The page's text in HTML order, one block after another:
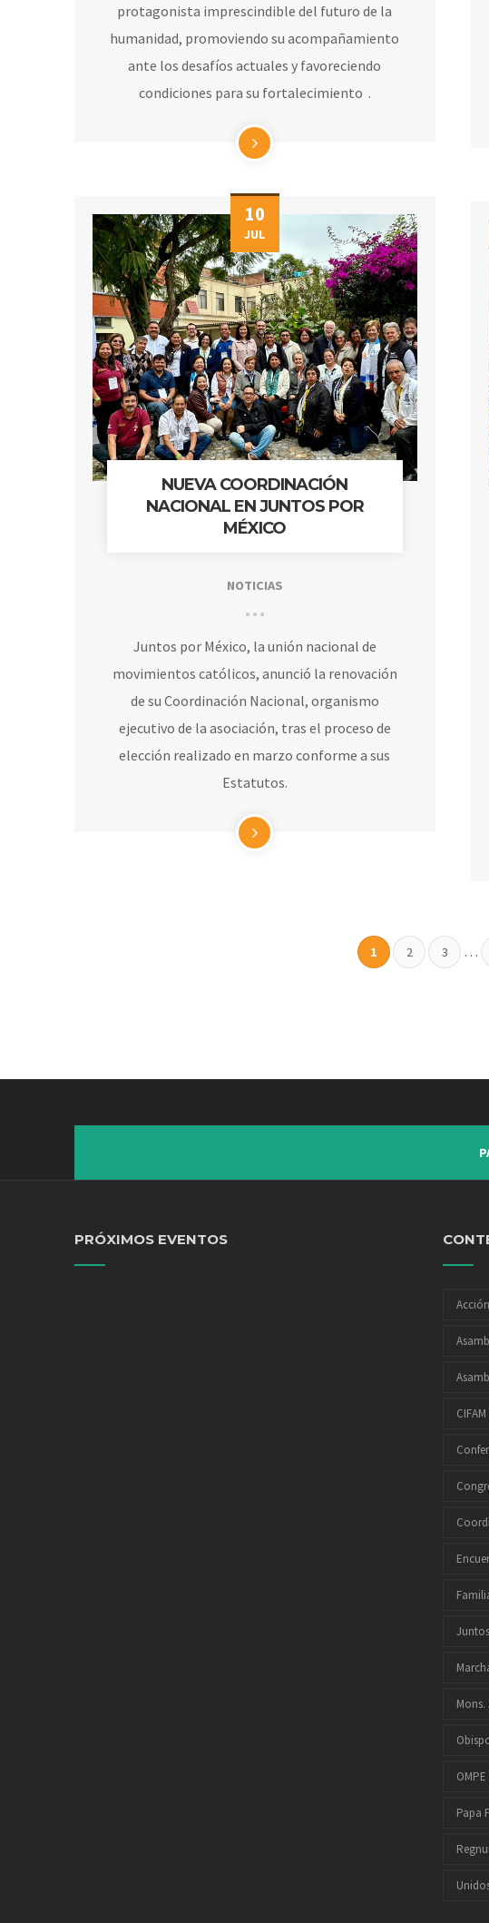
protagonista imprescindible del futuro de la
humanidad, promoviendo su acompañamiento
ante los desafíos actuales y favoreciendo
condiciones para su fortalecimiento .
10
JUL
NUEVA COORDINACIÓN
NACIONAL EN JUNTOS POR
MÉXICO
NOTICIAS
Juntos por México, la unión nacional de
movimientos católicos, anunció la renovación
de su Coordinación Nacional, organismo
ejecutivo de la asociación, tras el proceso de
elección realizado en marzo conforme a sus
Estatutos.
1 2 3 …
PRÓXIMOS EVENTOS
Mons.
Papa